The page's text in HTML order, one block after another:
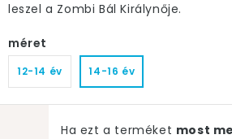
leszel a Zombi Bál Királynője.
méret
12-14 év 14-16 év
Ha ezt a terméket most